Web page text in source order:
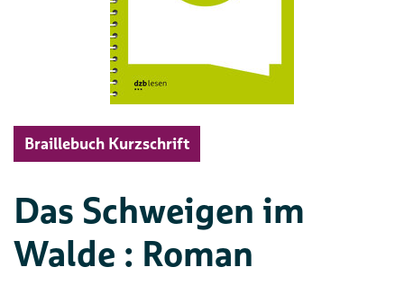
Braillebuch Kurzschrift
Das Schweigen im
Walde : Roman